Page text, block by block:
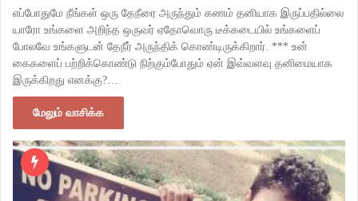
எப்போதுமே நீங்கள் ஒரு தேநீரை அருந்தும் கணம் தனியாக இருப்பதில்லை
யாரோ உங்களை அறிந்த ஒருவர் ஏதோவொரு டீக்கடையில் உங்களைப்
போலவே உங்களுடன் தேநீர் அருந்திக் கொண்டிருக்கிறார். *** உன்
கைகளைப் பற்றிக்கொண்டு நிற்கும்போதும் ஏன் இவ்வளவு தனிமையாக
இருக்கிறது எனக்கு?…
மேலும் வாசிக்க